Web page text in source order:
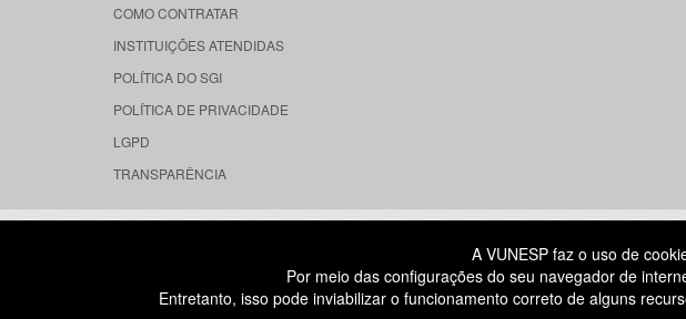
COMO CONTRATAR
INSTITUIÇÕES ATENDIDAS
POLÍTICA DO SGI
POLÍTICA DE PRIVACIDADE
LGPD
TRANSPARÊNCIA
RUA DONA GERMAINE BURCHARD, 515
ÁGUA BRANCA - SÃO PAULO SP
CEP: 05002-062
A VUNESP faz o uso de
Por meio das configurações do seu navegador de
Entretanto, isso pode inviabilizar o funcionamento correto de alguns